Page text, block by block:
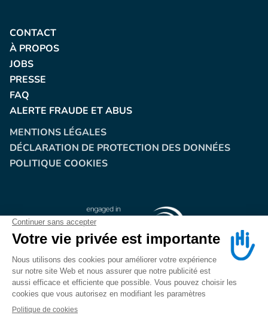
CONTACT
À PROPOS
JOBS
PRESSE
FAQ
ALERTE FRAUDE ET ABUS
MENTIONS LÉGALES
DÉCLARATION DE PROTECTION DES DONNÉES
POLITIQUE COOKIES